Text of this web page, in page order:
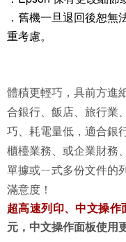
．舊機一旦退回後恕
重考慮。
體積更輕巧，具前方進
合銀行、飯店、旅行業
巧、耗電量低，適合銀
櫃檯業務、或企業財務
單據或ㄧ式多份文件的
滿意度！
超高速列印、中文操作
元，中文操作面板使用